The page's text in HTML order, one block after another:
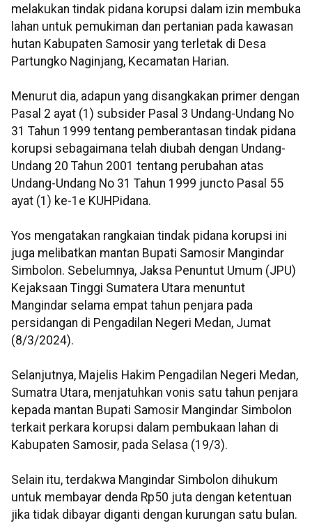
melakukan tindak pidana korupsi dalam izin membuka
lahan untuk pemukiman dan pertanian pada kawasan
hutan Kabupaten Samosir yang terletak di Desa
Partungko Naginjang, Kecamatan Harian.
Menurut dia, adapun yang disangkakan primer dengan
Pasal 2 ayat (1) subsider Pasal 3 Undang-Undang No
31 Tahun 1999 tentang pemberantasan tindak pidana
korupsi sebagaimana telah diubah dengan Undang-
Undang 20 Tahun 2001 tentang perubahan atas
Undang-Undang No 31 Tahun 1999 juncto Pasal 55
ayat (1) ke-1e KUHPidana.
Yos mengatakan rangkaian tindak pidana korupsi ini
juga melibatkan mantan Bupati Samosir Mangindar
Simbolon. Sebelumnya, Jaksa Penuntut Umum (JPU)
Kejaksaan Tinggi Sumatera Utara menuntut
Mangindar selama empat tahun penjara pada
persidangan di Pengadilan Negeri Medan, Jumat
(8/3/2024).
Selanjutnya, Majelis Hakim Pengadilan Negeri Medan,
Sumatra Utara, menjatuhkan vonis satu tahun penjara
kepada mantan Bupati Samosir Mangindar Simbolon
terkait perkara korupsi dalam pembukaan lahan di
Kabupaten Samosir, pada Selasa (19/3).
Selain itu, terdakwa Mangindar Simbolon dihukum
untuk membayar denda Rp50 juta dengan ketentuan
jika tidak dibayar diganti dengan kurungan satu bulan.